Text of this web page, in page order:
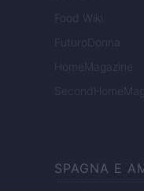
Food Wiki
FuturoDonna
HomeMagazine
SPAGNA E